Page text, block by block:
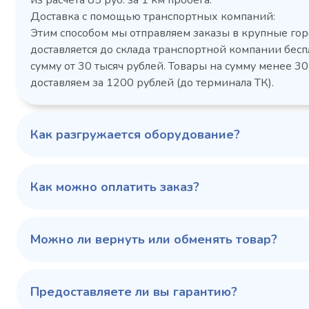
CM105-G из нержавеющей
стали
Расход
электроэнергии за
сутки, кВт/ч, не
3,5
размеры (Д х Ш х В),
режим, °C
100 343 ₽ ✓ В наличии
TM2-G
Артикул
размеры
мм
Серия
102
Доставка с помощью транспортных компаний:
Этим способом мы отправляем заказы в крупные
доставляется до склада транспортной компании
сумму от 30 тысяч рублей. Товары на сумму менее
доставляем за 1200 рублей (до терминала ТК).
Как разгружается оборудование?
Как можно оплатить заказ?
Можно ли вернуть или обменять товар?
Предоставляете ли вы гарантию?